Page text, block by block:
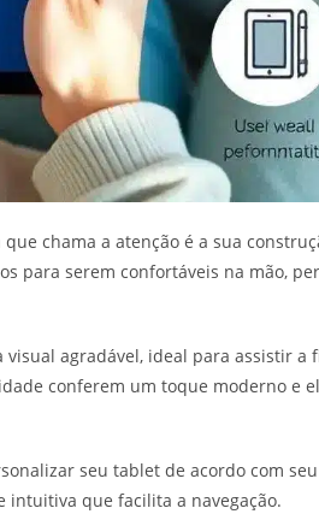
chama a atenção é a sua
para serem confortáveis na mão,
agradável, ideal para assistir a
conferem um toque moderno e
seu tablet de acordo com
intuitiva que facilita a navegação.